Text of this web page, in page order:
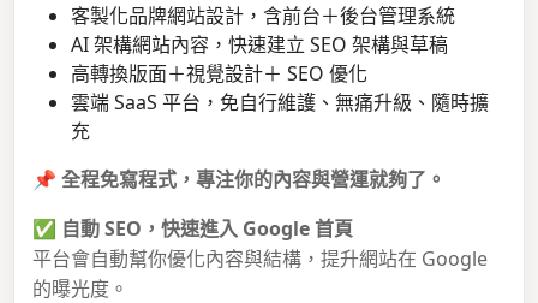
客製化品牌網站設計，含前台＋後台管理系統
AI 架構網站內容，快速建立 SEO 架構與草稿
高轉換版面＋視覺設計＋ SEO 優化
雲端 SaaS 平台，免自行維護、無痛升級、隨時擴
充
📌 全程免寫程式，專注你的內容與營運就夠了。
✅ 自動 SEO，快速進入 Google 首頁
平台會自動幫你優化內容與結構，提升網站在 Google
的曝光度。